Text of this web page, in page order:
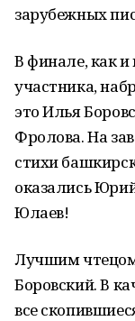
зарубежных
В финале, как
участника,
это Илья
Фролова. На
стихи
оказались
Юлаев!
Лучшим
Боровский. В
все